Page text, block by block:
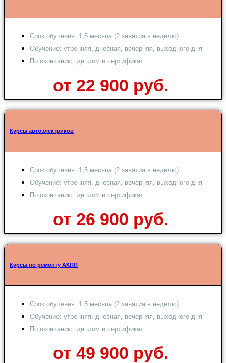
Срок обучения: 1,5 месяца (2 занятия в неделю)
Обучение: утренняя, дневная, вечерняя, выходного дня
По окончанию: диплом и сертификат
от 22 900 руб.
Курсы автоэлектриков
Срок обучения: 1,5 месяца (2 занятия в неделю)
Обучение: утренняя, дневная, вечерняя, выходного дня
По окончанию: диплом и сертификат
от 26 900 руб.
Курсы по ремонту АКПП
Срок обучения: 1,5 месяца (2 занятия в неделю)
Обучение: утренняя, дневная, вечерняя, выходного дня
По окончанию: диплом и сертификат
от 49 900 руб.